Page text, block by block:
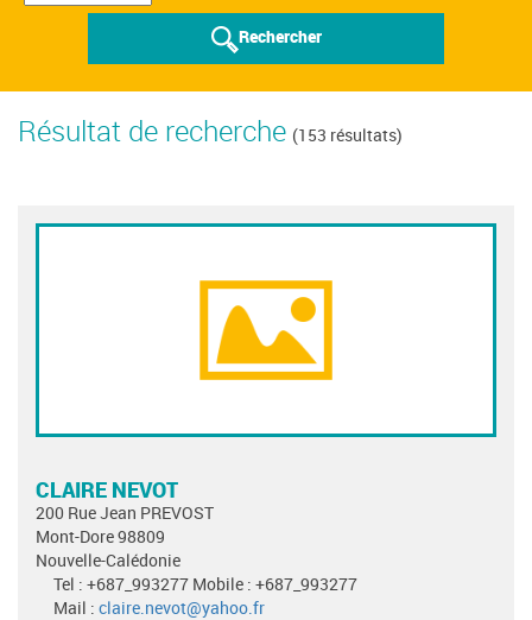
Rechercher
Résultat de recherche (153 résultats)
CLAIRE NEVOT
200 Rue Jean PREVOST
Mont-Dore 98809
Nouvelle-Calédonie
Tel : +687_993277 Mobile : +687_993277
Mail : claire.nevot@yahoo.fr